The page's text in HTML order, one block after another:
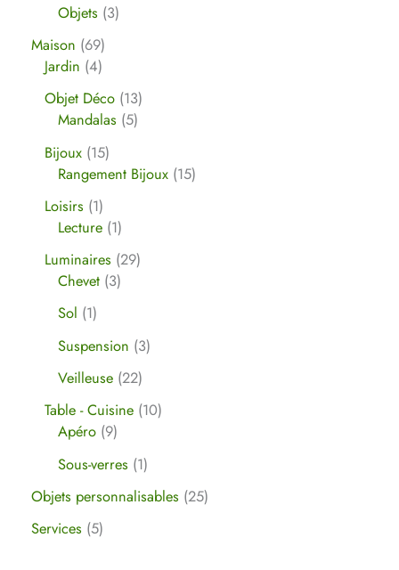
Objets 3
Maison 69
Jardin 4
Objet Déco 13
Mandalas 5
Bijoux 15
Rangement Bijoux 15
Loisirs 1
Lecture 1
Luminaires 29
Chevet 3
Sol 1
Suspension 3
Veilleuse 22
Table - Cuisine 10
Apéro 9
Sous-verres 1
Objets personnalisables 25
Services 5